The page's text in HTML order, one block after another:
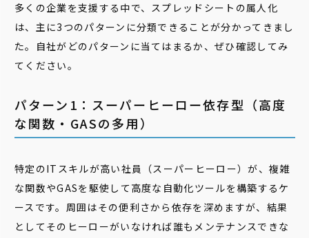
多くの企業を支援する中で、スプレッドシートの属人化
は、主に3つのパターンに分類できることが分かってきまし
た。自社がどのパターンに当てはまるか、ぜひ確認してみ
てください。
パターン1：スーパーヒーロー依存型（高度
な関数・GASの多用）
特定のITスキルが高い社員（スーパーヒーロー）が、複雑
な関数やGASを駆使して高度な自動化ツールを構築するケ
ースです。周囲はその便利さから依存を深めますが、結果
としてそのヒーローがいなければ誰もメンテナンスできな